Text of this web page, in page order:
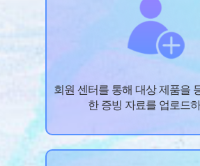
회원 센터를 통해 대상 제품을
한 증빙 자료를 업로드